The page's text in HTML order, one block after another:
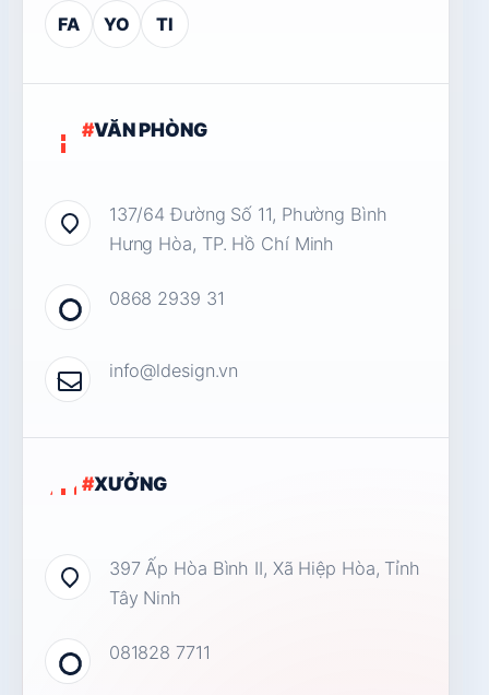
FA YO TI
#VĂN PHÒNG
137/64 Đường Số 11, Phường Bình
Hưng Hòa, TP. Hồ Chí Minh
0868 2939 31
info@ldesign.vn
#XƯỞNG
397 Ấp Hòa Bình II, Xã Hiệp Hòa, Tỉnh
Tây Ninh
081828 7711